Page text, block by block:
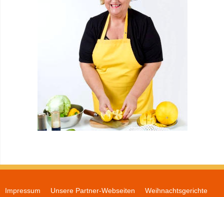
Impressum Unsere Partner-Webseiten Weihnachtsgerichte